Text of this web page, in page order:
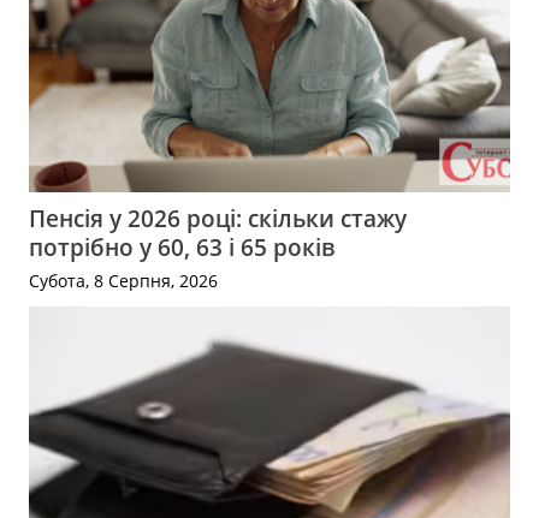
Пенсія у 2026 році: скільки стажу
потрібно у 60, 63 і 65 років
Субота, 8 Серпня, 2026